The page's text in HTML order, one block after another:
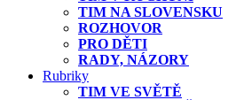
TIM NA SLOVENSKU
ROZHOVOR
PRO DĚTI
RADY, NÁZORY
Rubriky
TIM VE SVĚTĚ